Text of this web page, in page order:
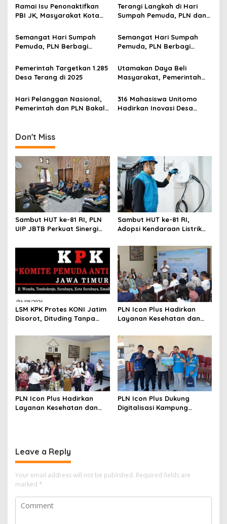
i
a
i
n
Ramai Isu Penonaktifkan
PBI JK, Masyarakat Kota
Khawatir
Terangi Langkah di Hari
Sumpah Pemuda, PLN dan
Akses Listrik bagi
Masyarakat Prasejahtera
Semangat Hari Sumpah
Pemuda, PLN Berbagi
di Berbagai Daerah
Sambut HLN ke-80
Semangat Hari Sumpah
Pemuda, PLN Berbagi
di Berbagai Daerah
Sambut HLN ke-80
Pemerintah Targetkan 1.285
Desa Terang di 2025
Utamakan Daya Beli
Masyarakat, Pemerintah
Terjangkau Sepanjang 2025
Hari Pelanggan Nasional,
Pemerintah dan PLN Bakal
dan Terjangkau
316 Mahasiswa Unitomo
Hadirkan Inovasi Desa
Don't Miss
Sambut HUT ke-81 RI, PLN
UIP JBTB Perkuat Sinergi
Nasional Baluran
Sambut HUT ke-81 RI,
Adopsi Kendaraan Listrik
Baru Gunakan Home
Charging Services PLN
LSM KPK Protes KONI Jatim
Disorot, Dituding Tanpa
PLN Icon Plus Hadirkan
Layanan Kesehatan dan
di Rumah Belas Kasih
PLN Icon Plus Hadirkan
Layanan Kesehatan dan
PLN Icon Plus Dukung
Digitalisasi Kampung
Leave a Reply
Your email address will not be published. Required fields are
marked *